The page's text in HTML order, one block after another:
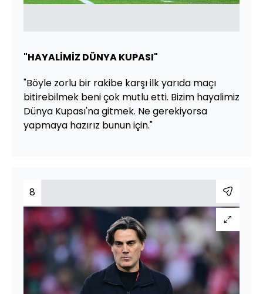
"HAYALİMİZ DÜNYA KUPASI"
"Böyle zorlu bir rakibe karşı ilk yarıda maçı
bitirebilmek beni çok mutlu etti. Bizim hayalimiz
Dünya Kupası'na gitmek. Ne gerekiyorsa
yapmaya hazırız bunun için."
8